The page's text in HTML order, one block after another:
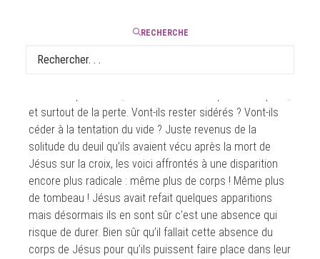
RECHERCHE
pas, il a fallu que des anges viennent les secouer ces
et surtout de la perte. Vont-ils rester sidérés ? Vont-ils
céder à la tentation du vide ? Juste revenus de la
solitude du deuil qu’ils avaient vécu après la mort de
Jésus sur la croix, les voici affrontés à une disparition
encore plus radicale : même plus de corps ! Même plus
de tombeau ! Jésus avait refait quelques apparitions
mais désormais ils en sont sûr c’est une absence qui
risque de durer. Bien sûr qu’il fallait cette absence du
corps de Jésus pour qu’ils puissent faire place dans leur